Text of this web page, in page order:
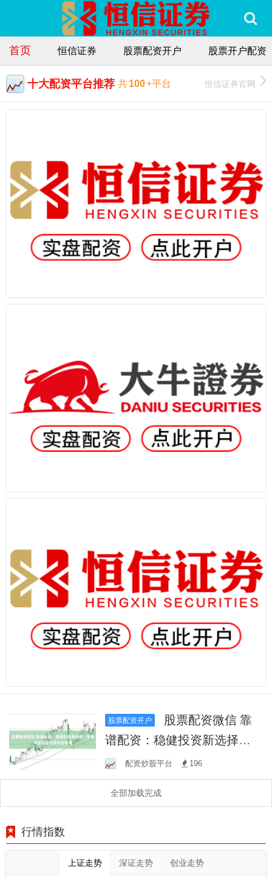
首页 恒信证券 股票配资开户 股票开户配资
十大配资平台推荐 共100+平台 恒信证券官网
股票配资开户
谱配资：稳健投资新选择，
专业平台助您实现财富增值
配资炒股平台 196
全部加载完成
行情指数
上证走势 深证走势 创业走势